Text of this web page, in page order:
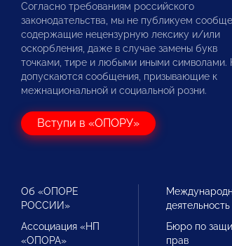
Согласно требованиям российского
законодательства, мы не публикуем
содержащие нецензурную лексику и/или
оскорбления, даже в случае замены букв
точками, тире и любыми иными символами.
допускаются сообщения, призывающие к
межнациональной и социальной розни.
Вступи в «ОПОРУ»
Об «ОПОРЕ
РОССИИ»
Ассоциация «НП
«ОПОРА»
деятельность
Бюро по
прав